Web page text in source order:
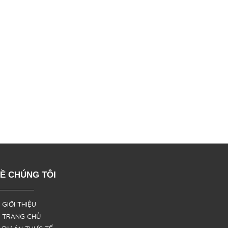
CHÚNG TÔI
THIỆU
CHỦ